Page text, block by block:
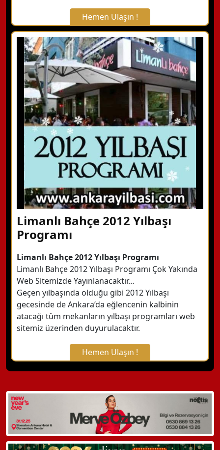
Hemen Ulaşın !
X Kapat
WhatsApp ile Bilgi Alın
Hemen Arayın
Detaylı Bilgi Alın
Limanlı Bahçe 2012 Yılbaşı
Programı
Limanlı Bahçe 2012 Yılbaşı Programı
Limanlı Bahçe 2012 Yılbaşı Programı Çok Yakında
Web Sitemizde Yayınlanacaktır…
Geçen yılbaşında olduğu gibi 2012 Yılbaşı
gecesinde de Ankara’da eğlencenin kalbinin
atacağı tüm mekanların yılbaşı programları web
sitemiz üzerinden duyurulacaktır.
Hemen Ulaşın !
X Kapat
WhatsApp ile Bilgi Alın
Hemen Arayın